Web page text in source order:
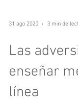
31 ago 2020 3 min de
Las
enseñar